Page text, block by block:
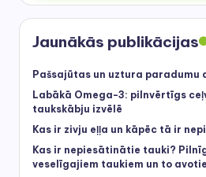
Jaunākās publikācijas
Pašsajūtas un uztura paradumu
Labākā Omega-3: pilnvērtīgs
taukskābju izvēlē
Kas ir zivju eļļa un kāpēc tā ir
Kas ir nepiesātinātie tauki?
veselīgajiem taukiem un to